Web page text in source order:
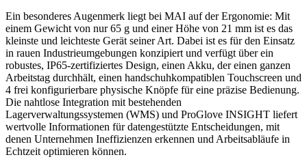
Ein besonderes Augenmerk liegt bei MAI auf der Ergonomie: Mit
einem Gewicht von nur 65 g und einer Höhe von 21 mm ist es das
kleinste und leichteste Gerät seiner Art. Dabei ist es für den Einsatz
in rauen Industrieumgebungen konzipiert und verfügt über ein
robustes, IP65-zertifiziertes Design, einen Akku, der einen ganzen
Arbeitstag durchhält, einen handschuhkompatiblen Touchscreen und
4 frei konfigurierbare physische Knöpfe für eine präzise Bedienung.
Die nahtlose Integration mit bestehenden
Lagerverwaltungssystemen (WMS) und ProGlove INSIGHT liefert
wertvolle Informationen für datengestützte Entscheidungen, mit
denen Unternehmen Ineffizienzen erkennen und Arbeitsabläufe in
Echtzeit optimieren können.